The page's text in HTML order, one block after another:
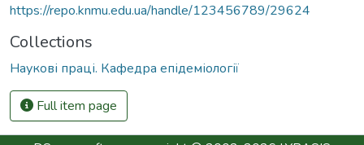
https://repo.knmu.edu.ua/handle/123456789/29624
Collections
Наукові праці. Кафедра епідеміології
Full item page